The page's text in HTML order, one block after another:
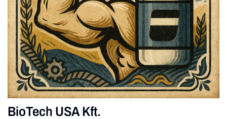
BioTech USA Kft.